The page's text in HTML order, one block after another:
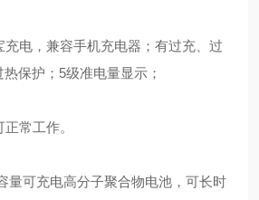
电，兼容手机充电器；有过充、过
保护；5级准电量显示；
常工作。
可充电高分子聚合物电池，可长时